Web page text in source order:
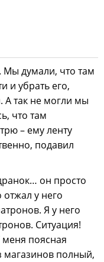
Мы думали, что там
и убрать его,
так не могли мы
что там
– ему ленту
подавил
он просто
у него
Я у него
Ситуация!
меня поясная
магазинов полный,